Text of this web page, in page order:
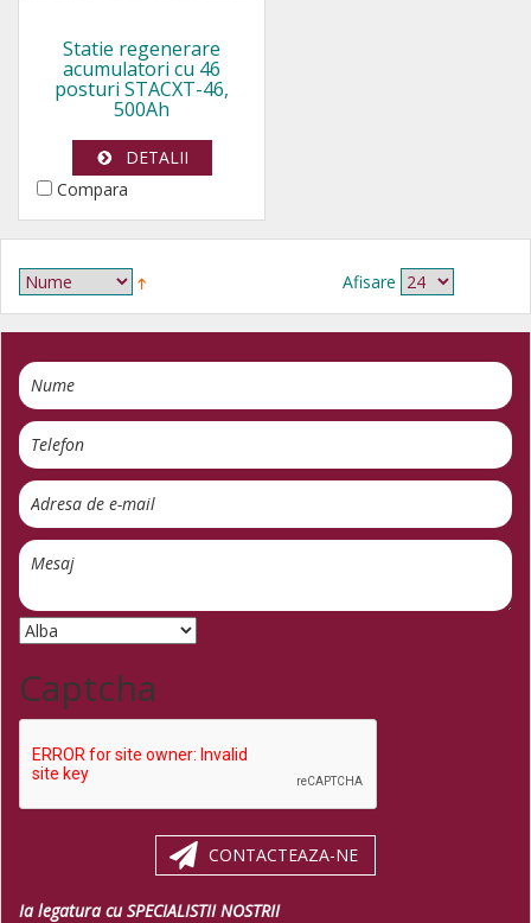
Statie regenerare
acumulatori cu 46
posturi STACXT-46,
500Ah
DETALII
Compara
Afisare
Captcha
CONTACTEAZA-NE
Ia legatura cu SPECIALISTII NOSTRII